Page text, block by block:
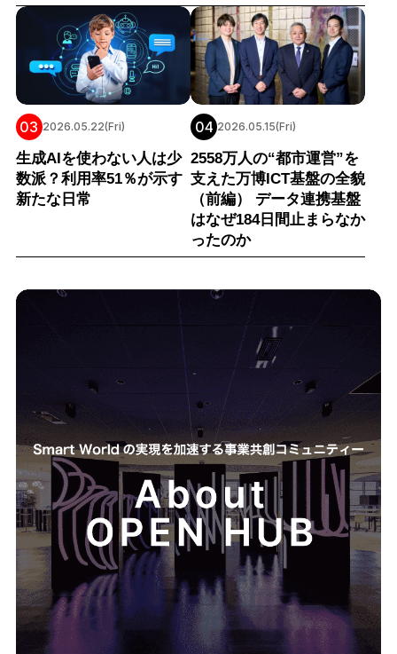
03 2026.05.22(Fri)
生成AIを使わない人は少
数派？利用率51％が示す
新たな日常
04 2026.05.15(Fri)
2558万人の“都市運営”を
支えた万博ICT基盤の全貌
（前編） データ連携基盤
はなぜ184日間止まらなか
ったのか